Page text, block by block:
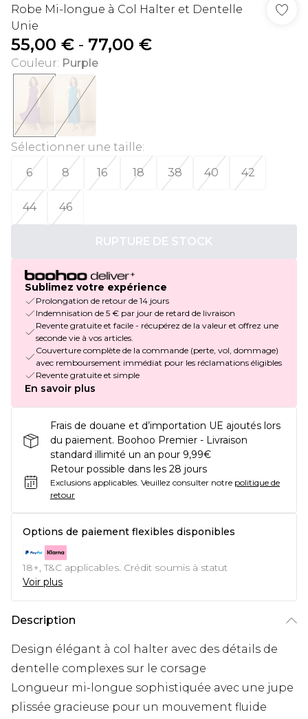
Robe Mi-longue à Col Halter et Dentelle
Unie
55,00 € - 77,00 €
Couleur: Purple
Sélectionner une taille:
6
8 16 18 38 40 42
44 46
RUPTURE DE STOCK
Sublimez votre expérience
Prolongation de retour de 14 jours
Indemnisation de 5 € par jour de retard de livraison
Revente gratuite et facile - récupérez de la valeur et offrez une
seconde vie à vos articles.
Couverture complète de la commande (perte, vol, dommage)
avec remboursement immédiat pour les réclamations éligibles
Revente gratuite et simple
En savoir plus
Frais de douane et d’importation UE ajoutés lors
du paiement. Boohoo Premier - Livraison
standard illimité un an pour 9,99€
Retour possible dans les 28 jours
Exclusions applicables. Veuillez consulter notre politique de
retour
Options de paiement flexibles disponibles
18+, T&C applicables. Crédit soumis à statut
Voir plus
Description
Design élégant à col halter avec des détails de
dentelle complexes sur le corsage
Longueur mi-longue sophistiquée avec une jupe
plissée gracieuse pour un mouvement fluide